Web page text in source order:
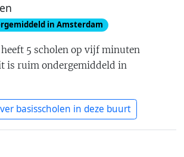
in Amsterdam
heeft 5 scholen op vijf minuten
isruim ondergemiddeld in
basisscholen in deze buurt